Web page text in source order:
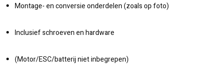
Montage- en conversie onderdelen (zoals op foto)
Inclusief schroeven en hardware
(Motor/ESC/batterij niet inbegrepen)